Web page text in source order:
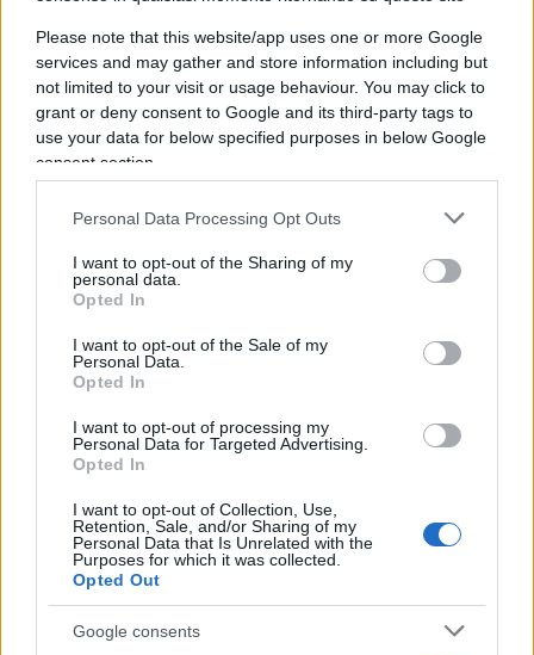
Please note that this website/app uses one or more Google
services and may gather and store information including but
not limited to your visit or usage behaviour. You may click to
grant or deny consent to Google and its third-party tags to
use your data for below specified purposes in below Google
consent section.
Personal Data Processing Opt Outs
I want to opt-out of the Sharing of my
personal data.
Opted In
I want to opt-out of the Sale of my
Personal Data.
Opted In
I want to opt-out of processing my
Personal Data for Targeted Advertising.
Opted In
I want to opt-out of Collection, Use,
Retention, Sale, and/or Sharing of my
Personal Data that Is Unrelated with the
Purposes for which it was collected.
Opted Out
Google consents
democrazia italiana ed è ormai diventato ciò che
era all’inizio: un patto di potere. Il cuore del patto
che c’è tra i due capi del governo,Salvini e Di
Maio, è il disprezzo per le garanzie liberali e la
loro volontà di usare, ogni volta che ne hanno
necessità, lo schema del capro espiatorio per
eliminare gli avversari e richiamarsi alla ferocia
Il giustizialismo di governo ha un vantaggio
rispetto a chi si oppone: èinarrestabile
L’immagine orrenda del giustizialismo di governo
segno delle manette ai militanti del Pd nel
momento in cui la maggioranza di governo ha
tutelato o salvato il ministro dell’Interno e la
magistratura ha arrestato ai domiciliari i genitori
settantenni dell’ex presidente del Consiglio Matteo
Renzi. Ma la maschera di Giarrusso nasconde il
patto tra i due ministri che hanno in mano la